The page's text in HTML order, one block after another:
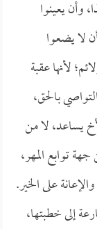
وأن يعينوا
لا يضعوا
لأنها عقبة
بالحق،
يساعد، لا من
توابع المهر،
على الخير.
إلى خطبتها،